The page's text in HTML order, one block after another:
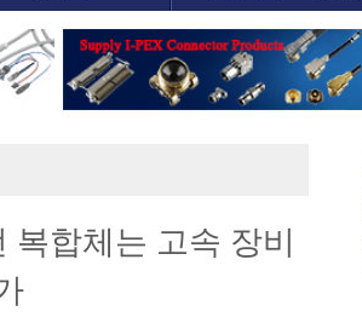
복합체는 고속 장비